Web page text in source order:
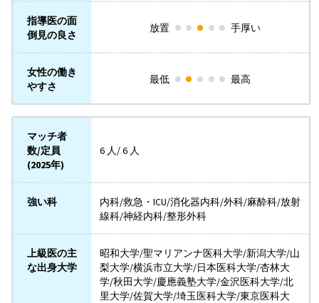
指導医の面
倒見の良さ
放置 手厚い
女性の働き
やすさ
最低 最高
マッチ者
数/定員
(2025年)
6 人/ 6 人
強い科
内科/救急・ICU/消化器内科/外科/麻酔科/放射
線科/神経内科/整形外科
上級医の主
な出身大学
昭和大学/聖マリアンナ医科大学/新潟大学/山
梨大学/横浜市立大学/日本医科大学/杏林大
学/秋田大学/慶應義塾大学/金沢医科大学/北
里大学/佐賀大学/埼玉医科大学/東京医科大